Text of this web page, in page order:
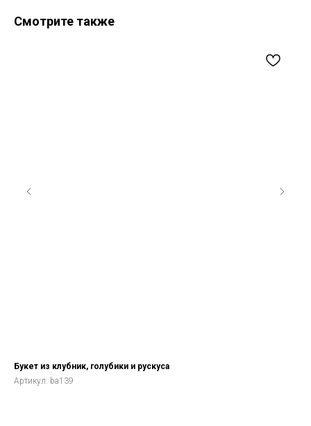
Смотрите также
Букет из клубник, голубики и рускуса
Артикул: ba139